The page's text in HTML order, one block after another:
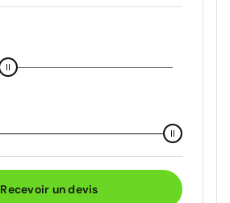
Recevoir un devis